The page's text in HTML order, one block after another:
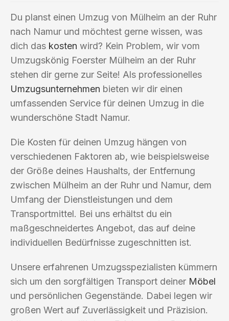
Du planst einen Umzug von Mülheim an der Ruhr
nach Namur und möchtest gerne wissen, was
dich das kosten wird? Kein Problem, wir vom
Umzugskönig Foerster Mülheim an der Ruhr
stehen dir gerne zur Seite! Als professionelles
Umzugsunternehmen bieten wir dir einen
umfassenden Service für deinen Umzug in die
wunderschöne Stadt Namur.
Die Kosten für deinen Umzug hängen von
verschiedenen Faktoren ab, wie beispielsweise
der Größe deines Haushalts, der Entfernung
zwischen Mülheim an der Ruhr und Namur, dem
Umfang der Dienstleistungen und dem
Transportmittel. Bei uns erhältst du ein
maßgeschneidertes Angebot, das auf deine
individuellen Bedürfnisse zugeschnitten ist.
Unsere erfahrenen Umzugsspezialisten kümmern
sich um den sorgfältigen Transport deiner Möbel
und persönlichen Gegenstände. Dabei legen wir
großen Wert auf Zuverlässigkeit und Präzision.